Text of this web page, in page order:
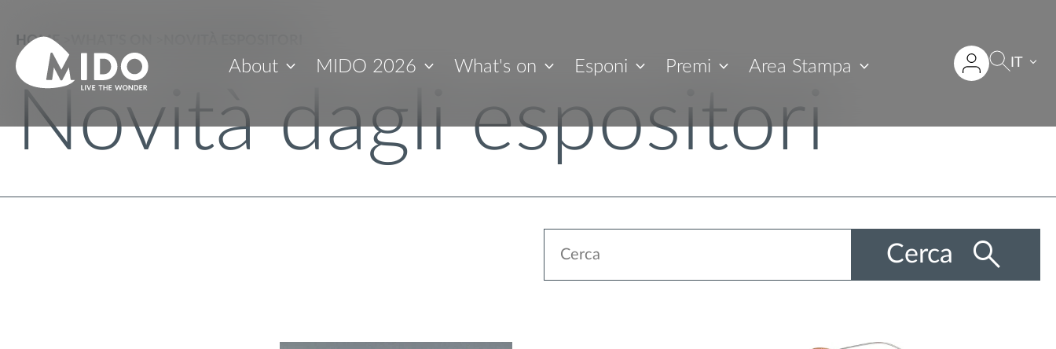
About MIDO 2026 What's on Esponi Premi Area Stampa
HOME
Novità dagli espositori
Cerca